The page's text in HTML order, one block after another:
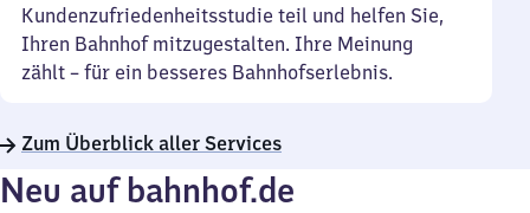
Kundenzufriedenheitsstudie teil und helfen Sie,
Ihren Bahnhof mitzugestalten. Ihre Meinung
zählt – für ein besseres Bahnhofserlebnis.
Zum Überblick aller Services
Neu auf bahnhof.de